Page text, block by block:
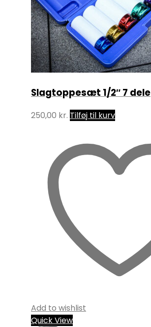
Slagtoppesæt 1/2″ 7 dele
250,00 kr. Tilføj til kurv
Add to wishlist
Quick View